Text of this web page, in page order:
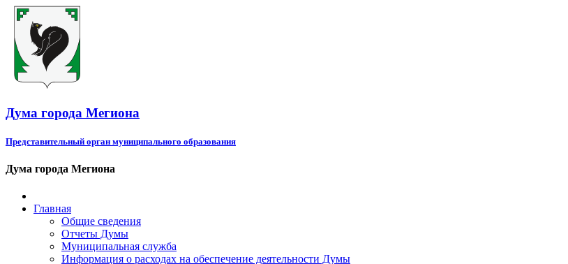
Дума города Мегиона
Представительный орган муниципального образования
Дума города Мегиона
Главная
Общие сведения
Отчеты Думы
Муниципальная служба
Информация о расходах на обеспечение деятельности Думы